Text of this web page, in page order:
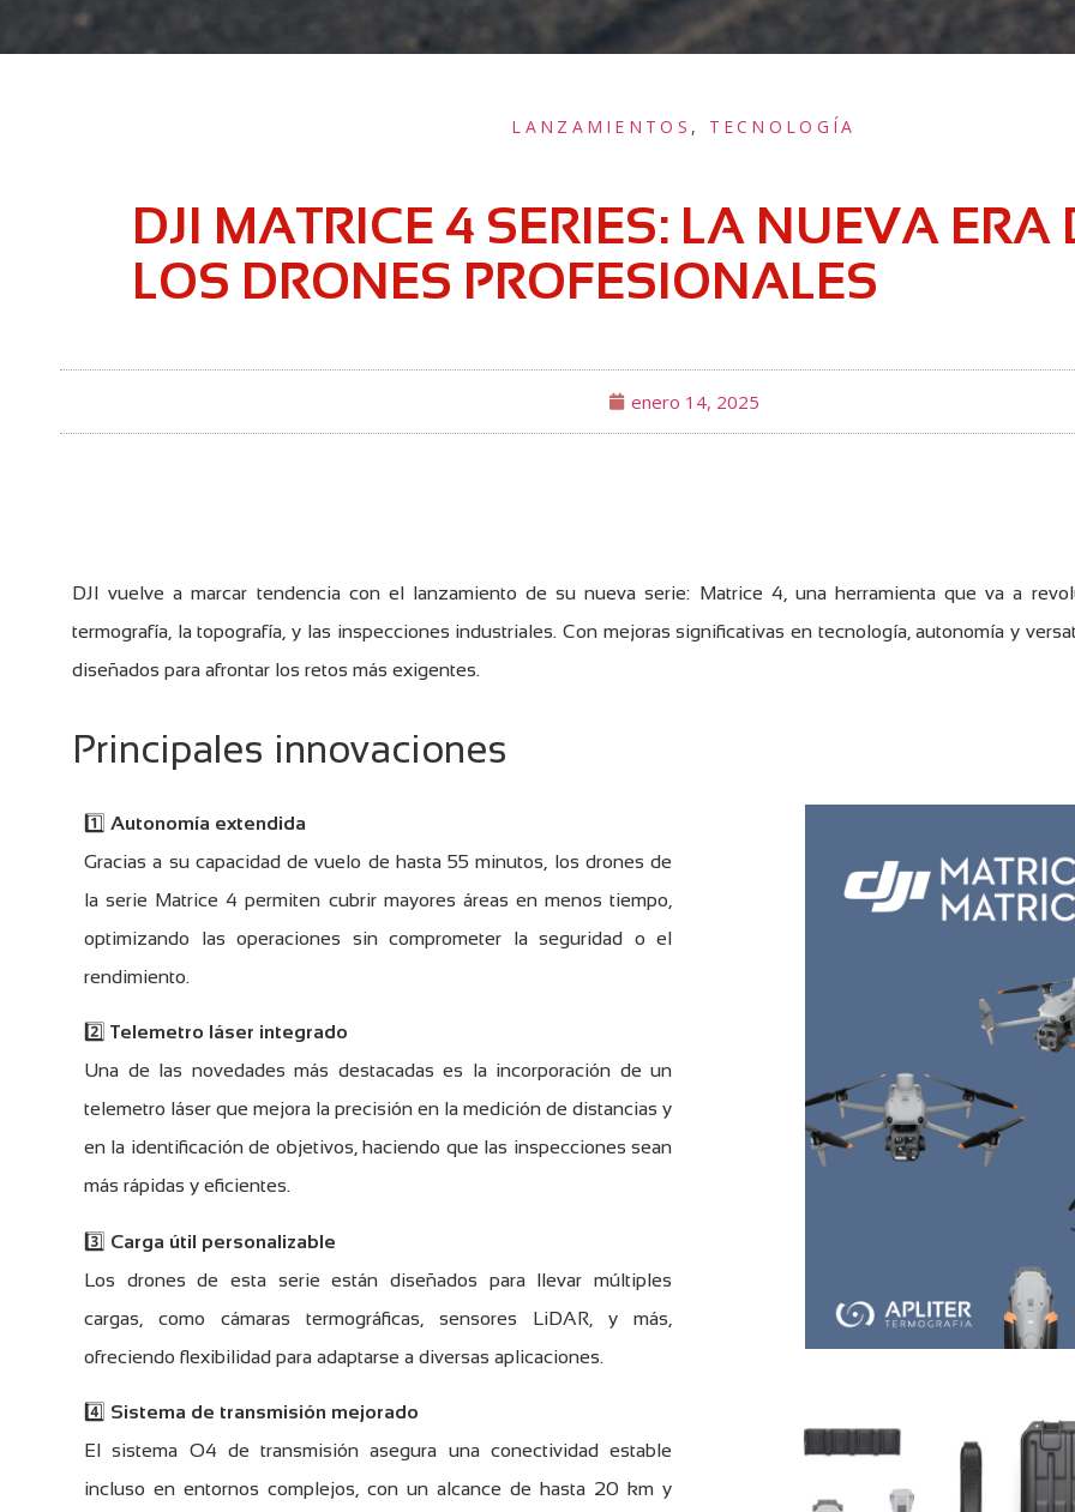
LANZAMIENTOS , TECNOLOGÍA
DJI MATRICE 4 SERIES: LA NUEVA ERA
LOS DRONES PROFESIONALES
enero 14, 2025
DJI vuelve a marcar tendencia con el lanzamiento de su nueva serie: Matrice 4, una herramienta que va a
termografía, la topografía, y las inspecciones industriales. Con mejoras significativas en tecnología, autonomía y
diseñados para afrontar los retos más exigentes.
Principales innovaciones
1️⃣ Autonomía extendida
Gracias a su capacidad de vuelo de hasta 55 minutos, los drones de
la serie Matrice 4 permiten cubrir mayores áreas en menos tiempo,
optimizando las operaciones sin comprometer la seguridad o el
rendimiento.
2️⃣ Telemetro láser integrado
Una de las novedades más destacadas es la incorporación de un
telemetro láser que mejora la precisión en la medición de distancias y
en la identificación de objetivos, haciendo que las inspecciones sean
más rápidas y eficientes.
3️⃣ Carga útil personalizable
Los drones de esta serie están diseñados para llevar múltiples
cargas, como cámaras termográficas, sensores LiDAR, y más,
ofreciendo flexibilidad para adaptarse a diversas aplicaciones.
4️⃣ Sistema de transmisión mejorado
El sistema O4 de transmisión asegura una conectividad estable
incluso en entornos complejos, con un alcance de hasta 20 km y